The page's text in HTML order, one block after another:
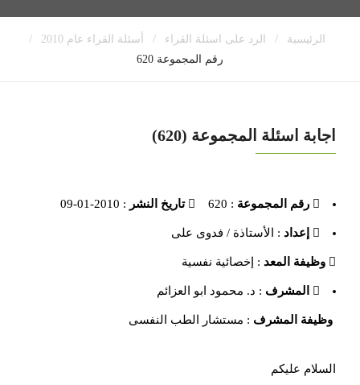
الرئيسية / الرد على اسئلة القراء / أسئلة القراء عام 2010 /
رقم المجموعة 620
اجابة اسئلة المجموعة (620)
رقم المجموعة : 620 تاريخ النشر : 2010-01-09
إعداد : الأستاذة / فدوى على
وظيفة المعد : إخصائية نفسية
المشرف : د. محمود ابو العزائم
وظيفة المشرف : مستشار الطب النفسى
السلام عليكم